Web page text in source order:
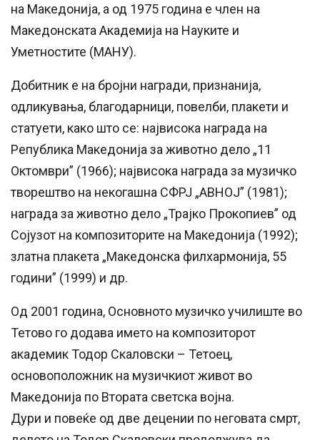
на Македонија, а од 1975 година е член на
Македонската Академија на Науките и
Уметностите (МАНУ).
Добитник е на бројни награди, признанија,
одликувања, благодарници, повелби, плакети и
статуети, како што се: највисока награда на
Република Македонија за животно дело „11
Октомври” (1966); највисока награда за музичко
творештво на некогашна СФРЈ „АВНОЈ” (1981);
награда за животно дело „Трајко Прокопиев” од
Сојузот на композиторите на Македонија (1992);
златна плакета „Македонска филхармонија, 55
години” (1999) и др.
Од 2001 година, Основното музичко училиште во
Тетово го додава името на композиторот
академик Тодор Скаловски – Тетоец,
основоположник на музичкиот живот во
Македонија по Втората светска војна.
Дури и повеќе од две децении по неговата смрт,